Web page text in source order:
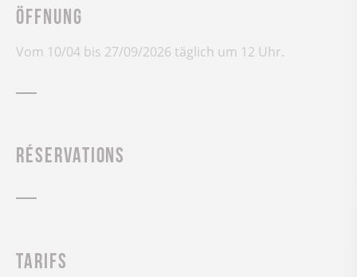
Öffnung
Vom 10/04 bis 27/09/2026 täglich um 12 Uhr.
Réservations
Tarifs